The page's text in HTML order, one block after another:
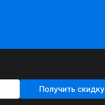
Получить скидку